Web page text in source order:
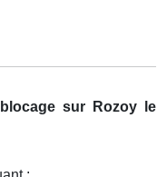
sur Rozoy le